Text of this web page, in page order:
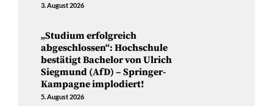
3. August 2026
„Studium erfolgreich
abgeschlossen“: Hochschule
bestätigt Bachelor von Ulrich
Siegmund (AfD) – Springer-
Kampagne implodiert!
5. August 2026